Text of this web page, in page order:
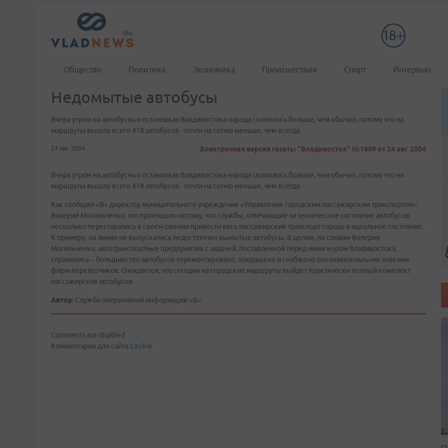
Общество Политика Экономика Происшествия Спорт Интервью
Недомытые автобусы
Вчера утром на автобусных остановках Владивостока народа скопилось больше, чем обычно, потому что на
маршруты вышло всего 478 автобусов - почти на сотню меньше, чем всегда.
24 авг. 2004 Электронная версия газеты "Владивосток" №1609 от 24 авг. 2004
Вчера утром на автобусных остановках Владивостока народа скопилось больше, чем обычно, потому что на
маршруты вышло всего 478 автобусов - почти на сотню меньше, чем всегда.
Как сообщил «В» директор муниципального учреждения «Управление городским пассажирским транспортом»
Валерий Могильченко, это произошло потому, что службы, отвечающие за техническое состояние автобусов,
несколько перестарались в своем рвении привести весь пассажирский транспорт города в идеальное состояние.
К примеру, на линии не выпускались недостаточно вымытые автобусы. В целом, по словам Валерия
Могильченко, автотранспортные предприятия с задачей, поставленной перед ними мэром Владивостока,
справились – большинство автобусов отремонтировано, покрашено и снабжено опознавательными знаками
фирм-перевозчиков. Ожидается, что сегодня на городские маршруты выйдет практически полный комплект
пассажирских автобусов.
Автор: Служба оперативной информации «В»
Comments are disabled
Комментарии для сайта Cackle